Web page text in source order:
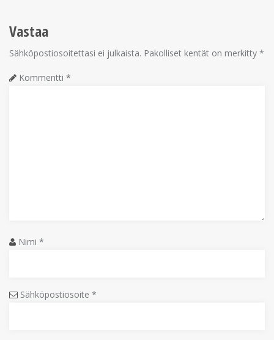
Vastaa
Sähköpostiosoitettasi ei julkaista. Pakolliset kentät on merkitty *
Kommentti *
Nimi *
Sähköpostiosoite *